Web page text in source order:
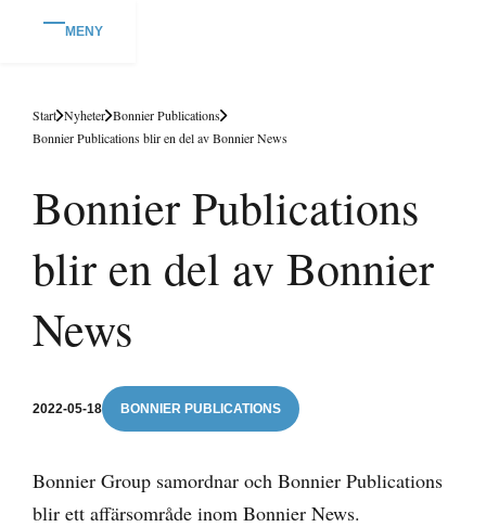
MENY
Start Nyheter Bonnier Publications
Bonnier Publications blir en del av Bonnier News
Bonnier Publications
blir en del av Bonnier
News
2022-05-18 BONNIER PUBLICATIONS
Bonnier Group samordnar och Bonnier Publications
blir ett affärsområde inom Bonnier News.